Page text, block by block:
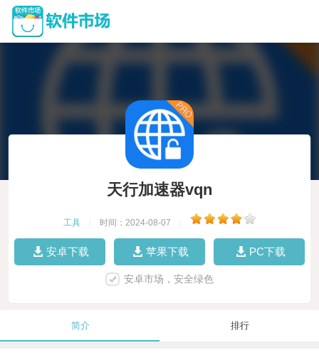
天行加速器vqn
工具 时间：2024-08-07
安卓下载 苹果下载 PC下载
安卓市场，安全绿色
简介 排行